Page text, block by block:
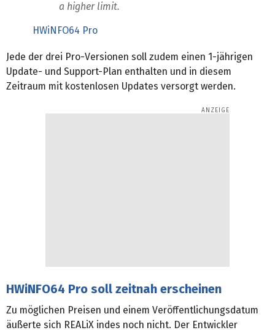
a higher limit.
HWiNFO64 Pro
Jede der drei Pro-Versionen soll zudem einen 1-jährigen
Update- und Support-Plan enthalten und in diesem
Zeitraum mit kostenlosen Updates versorgt werden.
HWiNFO64 Pro soll zeitnah erscheinen
Zu möglichen Preisen und einem Veröffentlichungsdatum
äußerte sich REALiX indes noch nicht. Der Entwickler